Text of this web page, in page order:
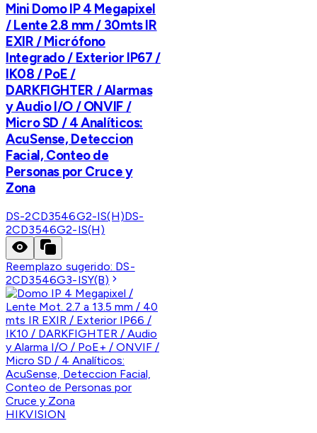
Mini Domo IP 4 Megapixel
/ Lente 2.8 mm / 30mts IR
EXIR / Micrófono
Integrado / Exterior IP67 /
IK08 / PoE /
DARKFIGHTER / Alarmas
y Audio I/O / ONVIF /
Micro SD / 4 Analíticos:
AcuSense, Deteccion
Facial, Conteo de
Personas por Cruce y
Zona
DS-2CD3546G2-IS(H)DS-
2CD3546G2-IS(H)
Reemplazo sugerido: DS-
2CD3546G3-ISY(B)
HIKVISION